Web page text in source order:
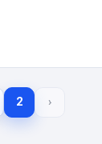
2 ›